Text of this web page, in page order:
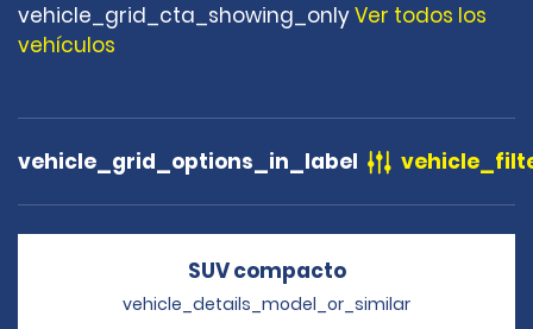
vehicle_grid_cta_showing_onlyVer todos los
vehículos
vehicle_grid_options_in_label
SUV compactoOpens in a new
vehicle_details_model_or_similar